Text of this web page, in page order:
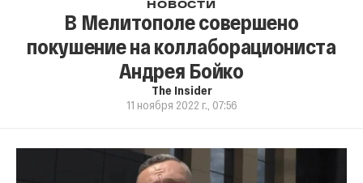
НОВОСТИ
В Мелитополе совершено
покушение на коллаборациониста
Андрея Бойко
The Insider
11 ноября 2022 г., 07:56